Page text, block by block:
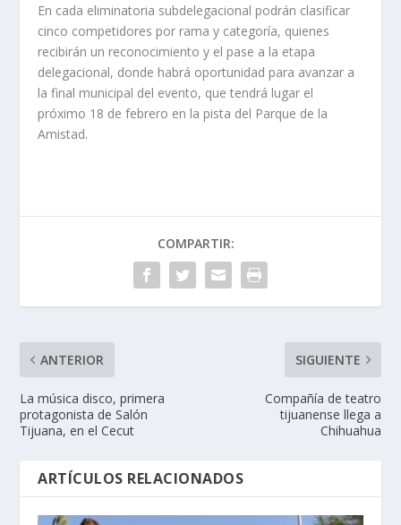
En cada eliminatoria subdelegacional podrán clasificar
cinco competidores por rama y categoría, quienes
recibirán un reconocimiento y el pase a la etapa
delegacional, donde habrá oportunidad para avanzar a
la final municipal del evento, que tendrá lugar el
próximo 18 de febrero en la pista del Parque de la
Amistad.
COMPARTIR:
ANTERIOR
La música disco, primera
protagonista de Salón
Tijuana, en el Cecut
SIGUIENTE
Compañía de teatro
tijuanense llega a
Chihuahua
ARTÍCULOS RELACIONADOS